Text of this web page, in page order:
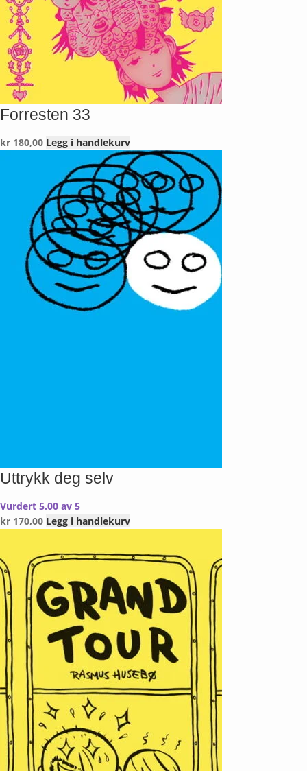
Forresten 33
kr 180,00 Legg i handlekurv
Uttrykk deg selv
Vurdert 5.00 av 5
kr 170,00 Legg i handlekurv